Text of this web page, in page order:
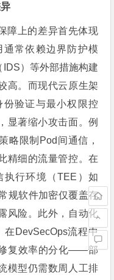
障上的差异首先体现
常依赖边界防护模
）等外部措施构建
高。而现代云原生架
验证与最小权限控
显著缩小攻击面。例
略限制Pod间通信，
精细的流量管控。在
行环境（TEE）如
规软件加密仅覆盖存
风险。此外，自动化
DevSecOps流程中
复效率的分化——部
模型仍需数周人工排